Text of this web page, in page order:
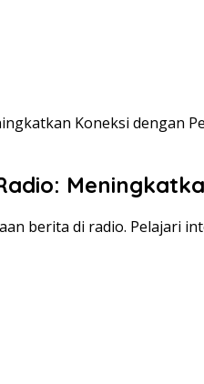
Koneksi dengan
berita di radio. Pelajari